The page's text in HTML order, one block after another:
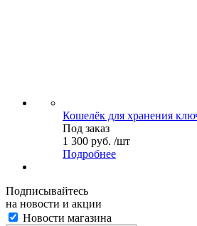
Кошелёк для хранения
Под заказ
1 300 руб. /шт
Подробнее
Подписывайтесь
на новости и акции
Новости магазина